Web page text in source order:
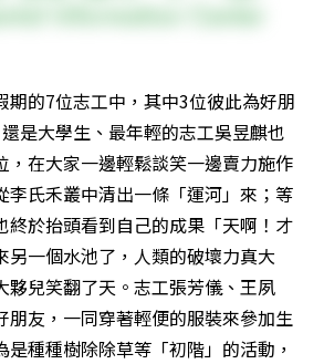
期的7位志工中，其中3位彼此為好朋
是大學生、最年輕的志工吳昱麒也
，在大家一邊輕鬆談笑一邊賣力施作
李氏禾叢中清出一條「運河」來；等
於抬頭看到自己的成果――「天啊！才
另一個水池了，人類的破壞力真大
夥兒笑翻了天。志工張芳儀、王夙
朋友，一同穿著輕便的服裝來參加生
種種樹除除草等「初階」的活動，